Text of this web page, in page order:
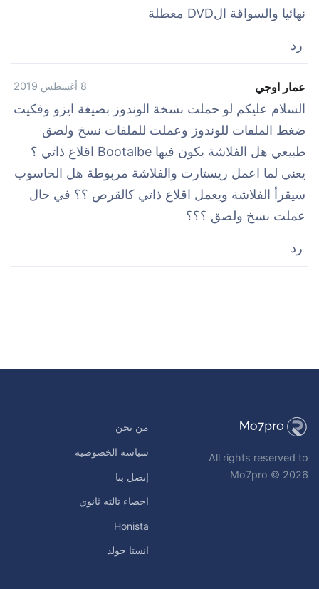
نهائيا والسواقة الDVD معطلة
رد
عمار اوجي 8 أغسطس 2019
السلام عليكم لو حملت نسخة الوندوز بصيغة ايزو وفكيت
ضغط الملفات للوندوز وعملت للملفات نسخ ولصق
طبيعي هل الفلاشة يكون فيها Bootalbe اقلاع ذاتي ؟
يعني لما اعمل ريستارت والفلاشة مربوطة هل الحاسوب
سيقرأ الفلاشة ويعمل اقلاع ذاتي كالقرص ؟؟ في حال
عملت نسخ ولصق ؟؟؟
رد
All rights reserved to
Mo7pro © 2026
من نحن
سياسة الخصوصية
إتصل بنا
احصاء تالته ثانوي
Honista
انستا جولد